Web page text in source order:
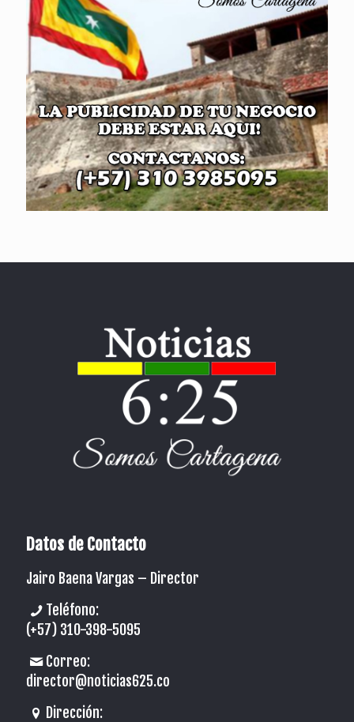
Datos de Contacto
Jairo Baena Vargas – Director
Teléfono:
(+57) 310-398-5095
Correo:
director@noticias625.co
Dirección: